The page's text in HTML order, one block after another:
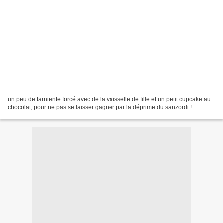
un peu de farniente forcé avec de la vaisselle de fille et un petit cupcake au
chocolat, pour ne pas se laisser gagner par la déprime du sanzordi !